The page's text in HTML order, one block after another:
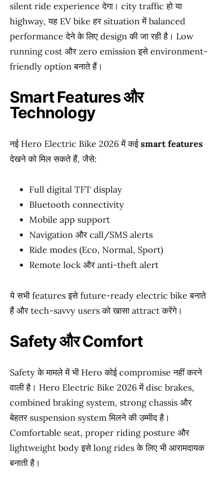
silent ride experience देगा। city traffic हो या
highway, यह EV bike हर situation में balanced
performance देने के लिए design की जा रही है। Low
running cost और zero emission इसे environment-
friendly option बनाते हैं।
Smart Features और
Technology
नई Hero Electric Bike 2026 में कईsmart features
देखने को मिल सकते हैं, जैसे:
Full digital TFT display
Bluetooth connectivity
Mobile app support
Navigation और call/SMS alerts
Ride modes (Eco, Normal, Sport)
Remote lock और anti-theft alert
ये सभी features इसे future-ready electric bike बनाते
हैं और tech-savvy users को खासा attract करेंगे।
Safety और Comfort
Safety के मामले में भी Hero कोई compromise नहीं करने
वाली है। Hero Electric Bike 2026 में disc brakes,
combined braking system, strong chassis और
बेहतर suspension system मिलने की उम्मीद है।
Comfortable seat, proper riding posture और
lightweight body इसे long rides के लिए भी आरामदायक
बनाती है।